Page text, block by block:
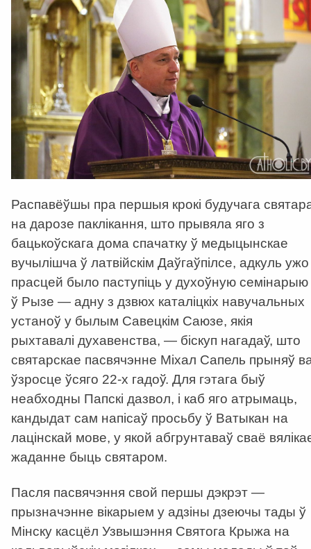
Распавёўшы пра першыя крокі будучага
на дарозе паклікання, што прывяла яго з
бацькоўскага дома спачатку ў медыцынскае
вучылішча ў латвійскім Даўгаўпілсе, адкуль ужо
прасцей было паступіць у духоўную семінарыю
ў Рызе — адну з дзвюх каталіцкіх навучальных
устаноў у былым Савецкім Саюзе, якія
рыхтавалі духавенства, — біскуп нагадаў, што
святарскае пасвячэнне Міхал Сапель прыняў
ўзросце ўсяго 22-х гадоў. Для гэтага быў
неабходны Папскі дазвол, і каб яго атрымаць,
кандыдат сам напісаў просьбу ў Ватыкан на
лацінскай мове, у якой абгрунтаваў сваё
жаданне быць святаром.
Пасля пасвячэння свой першы дэкрэт —
прызначэнне вікарыем у адзіны дзеючы тады ў
Мінску касцёл Узвышэння Святога Крыжа на